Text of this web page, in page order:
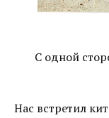
С одной
Нас встретил